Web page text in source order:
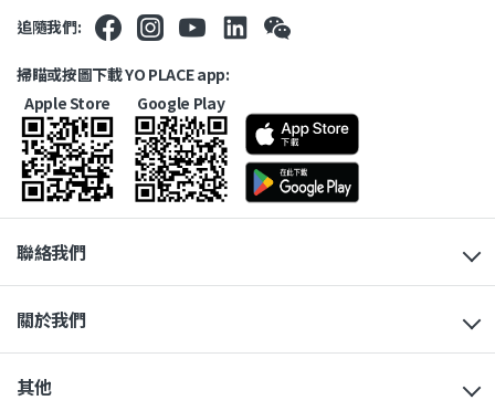
追隨我們:
掃瞄或按圖下載 YO PLACE app:
Apple Store
Google Play
聯絡我們
關於我們
其他